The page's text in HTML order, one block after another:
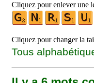
Cliquez pour enlever une
Cliquez pour changer la
Tous